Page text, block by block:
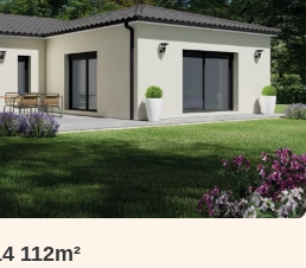
112m²